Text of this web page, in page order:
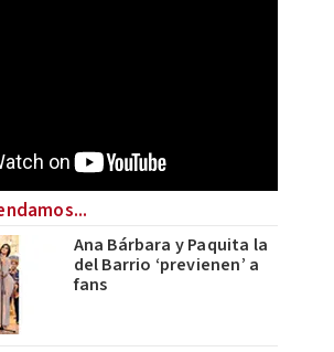
Ana Bárbara y Paquita la
del Barrio ‘previenen’ a
fans